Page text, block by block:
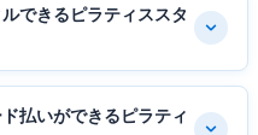
できるピラティススタ
払いができるピラティ